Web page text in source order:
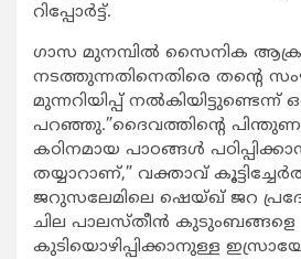
റിപ്പോര്‍ട്ട്.
ഗാസ മുനമ്പില്‍ സൈനിക
നടത്തുന്നതിനെതിരെ തന്‍റെ
മുന്നറിയിപ്പ് നല്‍കിയിട്ടുണ്ടെന്ന്
പറഞ്ഞു.”ദൈവത്തിന്‍റെ
കഠിനമായ പാഠങ്ങള്‍
തയ്യാറാണ്,” വക്താവ്
ജറുസലേമിലെ ഷെയ്ഖ് ജറ
ചില പാലസ്തീന്‍ കുടുംബങ്ങളെ
കുടിയൊഴിപ്പിക്കാനുള്ള